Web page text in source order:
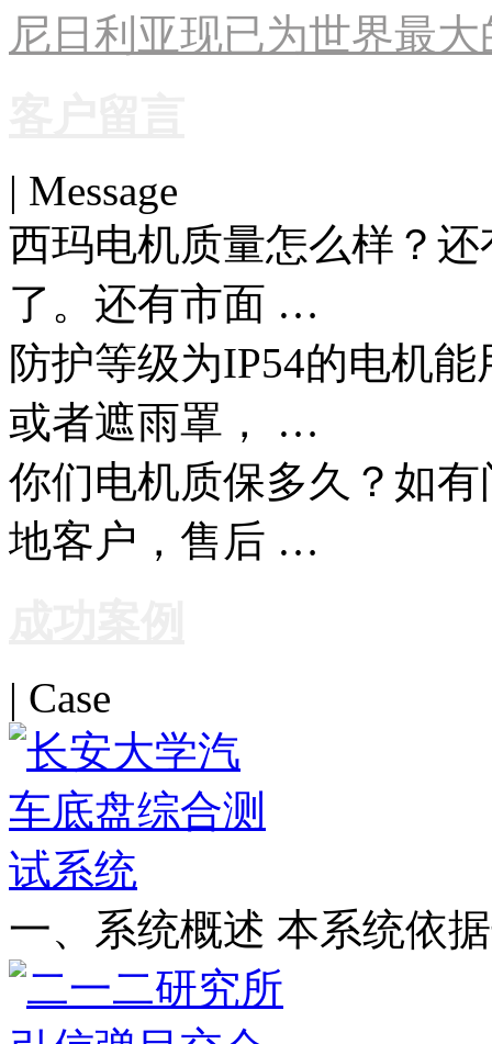
尼日利亚现已为世界最
| Message
西玛电机质量怎么样？
了。还有市面 …
防护等级为IP54的电机
或者遮雨罩， …
你们电机质保多久？如
地客户，售后 …
| Case
一、系统概述 本系统依